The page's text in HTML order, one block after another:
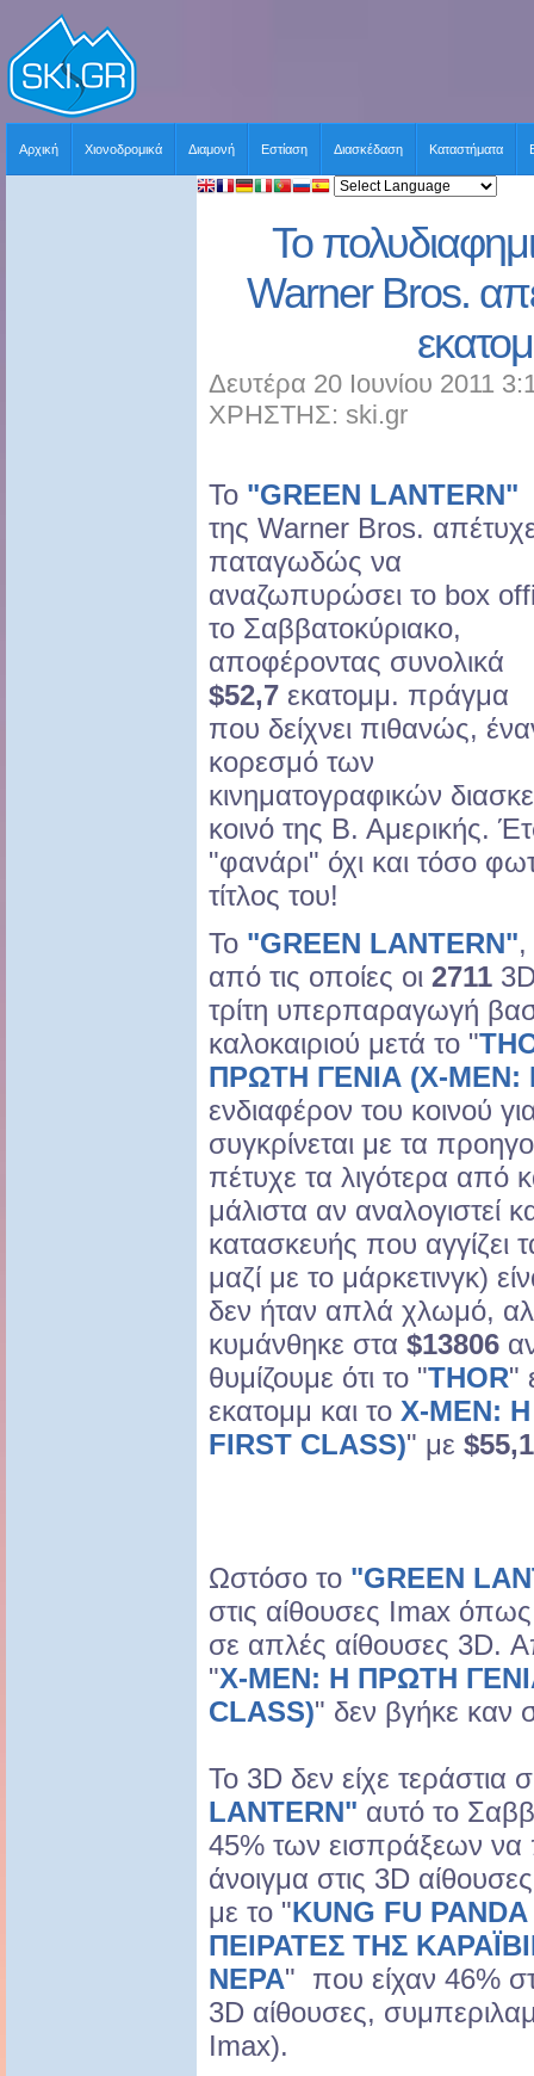
Αρχική Χιονοδρομικά Διαμονή Εστίαση Διασκέδαση Καταστήματα
Το
Warner Bros.
Δευτέρα 20 Ιουνίου 2011
ΧΡΗΣΤΗΣ: ski.gr
Το "GREEN LANTERN"
της Warner Bros.
παταγωδώς να
αναζωπυρώσει το box
το Σαββατοκύριακο,
αποφέροντας συνολικά
$52,7 εκατομμ. πράγμα
που δείχνει πιθανώς,
κορεσμό των
κινηματογραφικών
κοινό της Β. Αμερικής.
"φανάρι" όχι και τόσο
τίτλος του!
Το "GREEN LANTERN",
από τις οποίες οι 2711
τρίτη υπερπαραγωγή
καλοκαιριού μετά το "
ΠΡΩΤΗ ΓΕΝΙΑ (X-MEN:
ενδιαφέρον του κοινού
συγκρίνεται με τα
πέτυχε τα λιγότερα από
μάλιστα αν αναλογιστεί
κατασκευής που αγγίζει
μαζί με το μάρκετινγκ)
δεν ήταν απλά χλωμό,
κυμάνθηκε στα $13806
θυμίζουμε ότι το "THOR"
εκατομμ και το X-MEN:
FIRST CLASS)" με $55,1
Ωστόσο το "GREEN
στις αίθουσες Imax
σε απλές αίθουσες 3D.
"X-MEN: Η ΠΡΩΤΗ
CLASS)" δεν βγήκε καν
Το 3D δεν είχε τεράστια
LANTERN" αυτό το
45% των εισπράξεων να
άνοιγμα στις 3D
με το "KUNG FU PANDA
ΠΕΙΡΑΤΕΣ ΤΗΣ
ΝΕΡΑ" που είχαν 46%
3D αίθουσες,
Imax).